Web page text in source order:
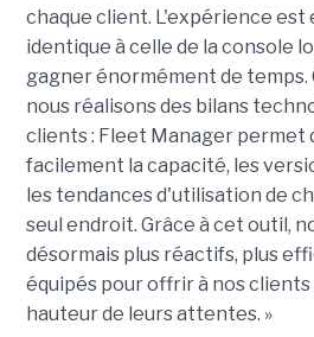
chaque client. L'expérience
identique à celle de la console
gagner énormément de temps.
nous réalisons des bilans
clients : Fleet Manager permet
facilement la capacité, les
les tendances d'utilisation de
seul endroit. Grâce à cet outil,
désormais plus réactifs, plus
équipés pour offrir à nos clients
hauteur de leurs attentes. »